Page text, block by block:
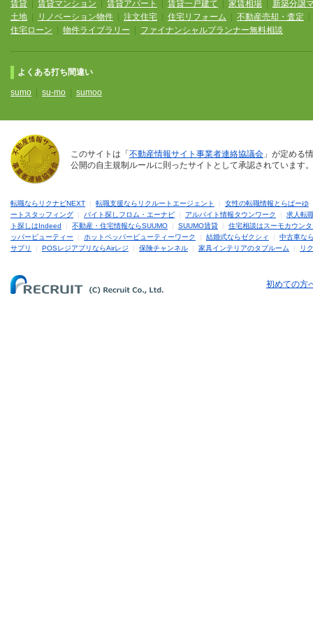
賃貸 賃貸マンション 賃貸アパート 賃貸一戸建て 家賃相場
新築分譲
土地
リノベーション物件 注文住宅 住宅リフォーム 不動産売却・査定
住宅ローン
物件ライブラリー ファイナンシャルプランナー無料相談
よくある打ち間違い
sumo su-mo sumoo
このサイトは「 不動産情報サイト事業者連絡協議会 」が定める
公開の自主規制ルールに則ったサイトとして承認されています。
転職ならリクナビNEXT | 転職支援ならリクルートエージェント | 女性の転職情報とらばーゆ
ートスタッフィング | バイト探しフロム・エーナビ | アルバイト情報タウンワーク | 求人転
ト探しはIndeed | 不動産・住宅情報ならSUUMO | SUUMO賃貸 | 住宅相談はスーモカウン
ッパービューティー | ホットペッパービューティーワーク | 結婚式ならゼクシィ | 中古車な
サプリ
| POSレジアプリならAirレジ | 保険チャンネル | 家具インテリアのタブルーム | リ
初めての方